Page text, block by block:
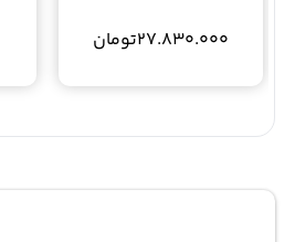
27.830.000تومان